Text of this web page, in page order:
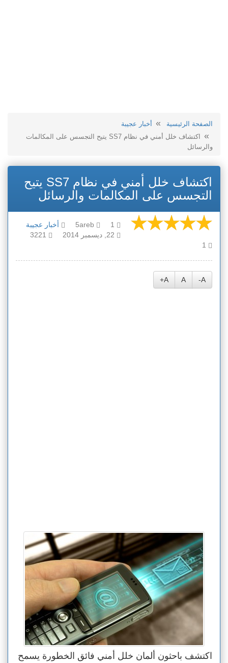
الصفحة الرئيسية
أخبار عجيبة
اكتشاف خلل أمني في نظام SS7 يتيح التجسس على المكالمات
والرسائل
اكتشاف خلل أمني في نظام SS7 يتيح
التجسس على المكالمات والرسائل
1
أخبار عجيبة
A-
A
A+
اكتشف باحثون ألمان خلل أمني فائق الخطورة يسمح